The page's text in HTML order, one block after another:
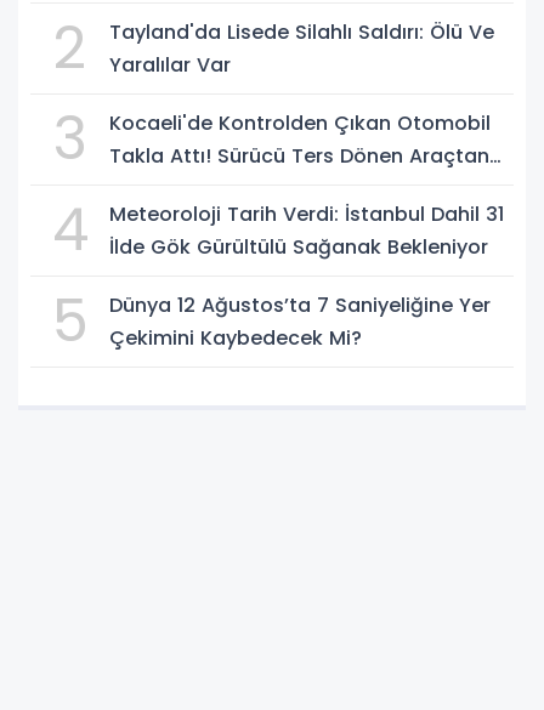
2
Tayland'da Lisede Silahlı Saldırı: Ölü Ve
Yaralılar Var
3
Kocaeli'de Kontrolden Çıkan Otomobil
Takla Attı! Sürücü Ters Dönen Araçtan
4
Meteoroloji Tarih Verdi: İstanbul Dahil 31
İlde Gök Gürültülü Sağanak Bekleniyor
5
Dünya 12 Ağustos’ta 7 Saniyeliğine Yer
Çekimini Kaybedecek Mi?